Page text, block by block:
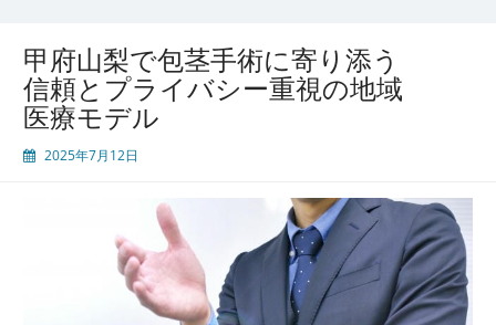
甲府山梨で包茎手術に寄り添う
信頼とプライバシー重視の地域
医療モデル
2025年7月12日